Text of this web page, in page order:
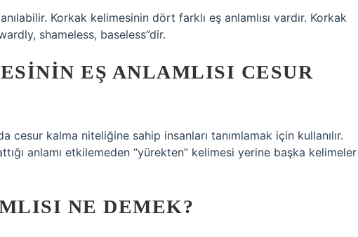
Korkak kelimesinin dört farklı eş anlamlısı vardır. Korkak
shameless, baseless”dir.
EŞ ANLAMLISI CESUR
cesur kalma niteliğine sahip insanları tanımlamak için kullanılır.
anlamı etkilemeden “yürekten” kelimesi yerine başka kelimeler
NE DEMEK?